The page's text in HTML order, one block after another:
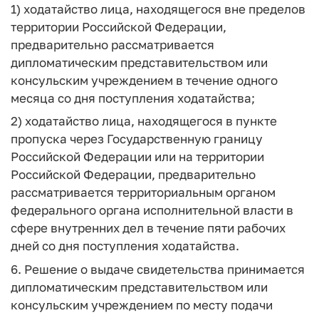
1) ходатайство лица, находящегося вне пределов
территории Российской Федерации,
предварительно рассматривается
дипломатическим представительством или
консульским учреждением в течение одного
месяца со дня поступления ходатайства;
2) ходатайство лица, находящегося в пункте
пропуска через Государственную границу
Российской Федерации или на территории
Российской Федерации, предварительно
рассматривается территориальным органом
федерального органа исполнительной власти в
сфере внутренних дел в течение пяти рабочих
дней со дня поступления ходатайства.
6. Решение о выдаче свидетельства принимается
дипломатическим представительством или
консульским учреждением по месту подачи